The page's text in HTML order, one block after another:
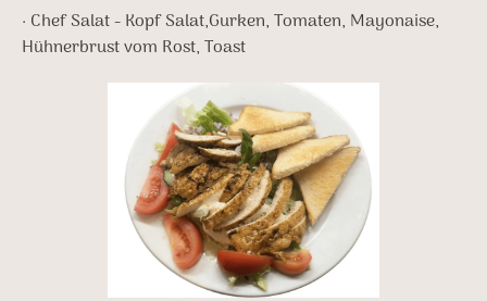
· Chef Salat - Kopf Salat,Gurken, Tomaten, Mayonaise,
Hühnerbrust vom Rost, Toast